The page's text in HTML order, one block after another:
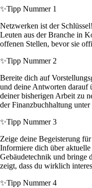
✨Tipp Nummer 1
Netzwerken ist der
Leuten aus der Branche in
offenen Stellen, bevor sie
✨Tipp Nummer 2
Bereite dich auf
und deine Antworten darauf
deiner bisherigen Arbeit zu
der Finanzbuchhaltung
✨Tipp Nummer 3
Zeige deine Begeisterung
Informiere dich über
Gebäudetechnik und bringe
zeigt, dass du wirklich
✨Tipp Nummer 4